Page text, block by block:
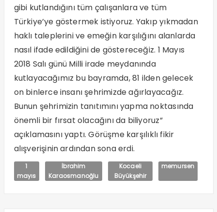
gibi kutlandığını tüm çalışanlara ve tüm
Türkiye’ye göstermek istiyoruz. Yakıp yıkmadan
haklı taleplerini ve emeğin karşılığını alanlarda
nasıl ifade edildiğini de göstereceğiz. 1 Mayıs
2018 Salı günü Milli irade meydanında
kutlayacağımız bu bayramda, 81 ilden gelecek
on binlerce insanı şehrimizde ağırlayacağız.
Bunun şehrimizin tanıtımını yapma noktasında
önemli bir fırsat olacağını da biliyoruz”
açıklamasını yaptı. Görüşme karşılıklı fikir
alışverişinin ardından sona erdi.
1
mayıs
İbrahim
Karaosmanoğlu
Kocaeli
Büyükşehir
memursen